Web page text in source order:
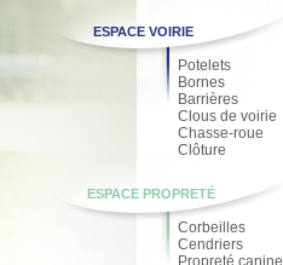
ESPACE VOIRIE
Potelets
Bornes
Barrières
Clous de voirie
Chasse-roue
Clôture
ESPACE PROPRETÉ
Corbeilles
Cendriers
Propreté canine